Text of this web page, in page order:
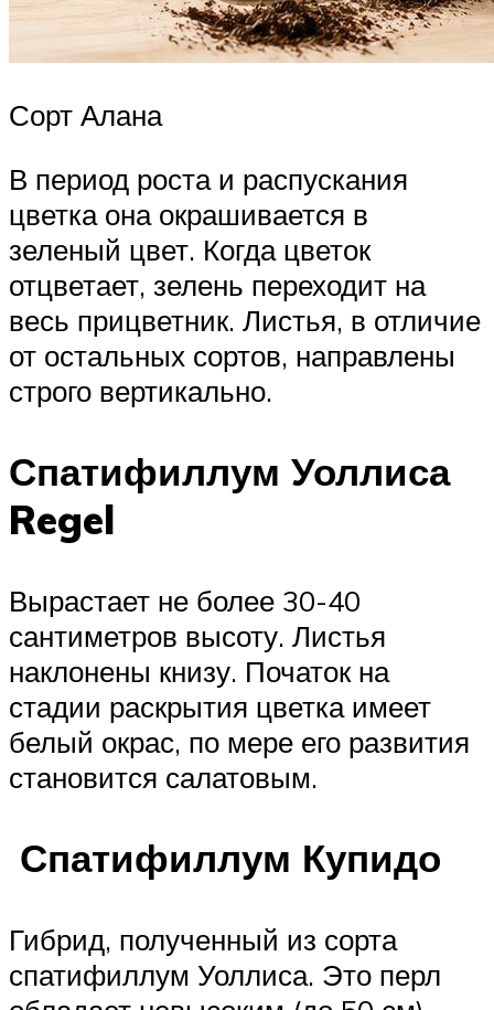
Сорт Алана
В период роста и распускания
цветка она окрашивается в
зеленый цвет. Когда цветок
отцветает, зелень переходит на
весь прицветник. Листья, в отличие
от остальных сортов, направлены
строго вертикально.
Спатифиллум Уоллиса
Regel
Вырастает не более 30-40
сантиметров высоту. Листья
наклонены книзу. Початок на
стадии раскрытия цветка имеет
белый окрас, по мере его развития
становится салатовым.
Спатифиллум Купидо
Гибрид, полученный из сорта
спатифиллум Уоллиса. Это перл